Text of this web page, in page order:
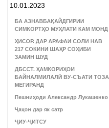
10.01.2023
БА АЗНАВБАҚАЙДГИРИИ
СИМКОРТҲО МУҲЛАТИ КАМ МОНД
ҲИСОР. ДАР АРАФАИ СОЛИ НАВ
217 СОКИНИ ШАҲР СОҲИБИ
ЗАМИН ШУД
ДБССТ. ҲАМКОРИҲОИ
БАЙНАЛМИЛАЛӢ ВУ-СЪАТИ ТОЗА
МЕГИРАНД
Пешниҳоди Александр Лукашенко
Ҷаҳон дар як сатр
ҶИУ-ҶИТСУ